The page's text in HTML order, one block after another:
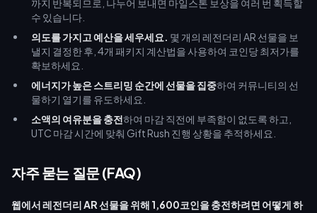
까지 반복되므로, 나누어 보내면 마일스톤 보상을 여러 번 획득할
수 있습니다.
의도를 가지고 예산을 세우세요. 몇 개의 레전더리 AR 선물을 보
낼지 결정한 후, 4개 패키지 계산법을 사용하여 코인당 최저가를
확보하세요.
에너지가 높은 스트리밍 순간에 선물을 집중하여 커뮤니티의 선
물하기 열기를 유도하세요.
소액의 여유분을 충전하여 마감 직전에 부족함이 없도록 하고,
UTC 마감 시간에 맞춰 Gift Rush 진행 상황을 추적하세요.
자주 묻는 질문 (FAQ)
웹에서 레전더리 AR 선물을 위해 1,600코인을 충전하려면 어떻게 하